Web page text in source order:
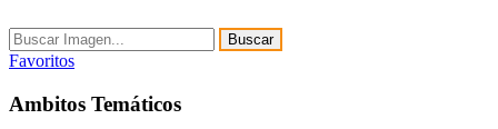
Buscar
Favoritos
Ambitos Temáticos